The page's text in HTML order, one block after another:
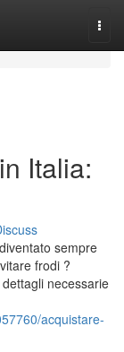
Italia:
sempre
frodi ?
necessarie
acquistare-